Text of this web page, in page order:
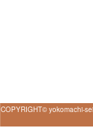
COPYRIGHT© yokomachi-